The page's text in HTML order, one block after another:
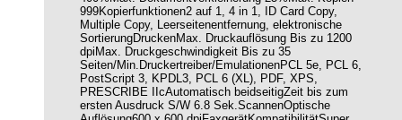
999Kopierfunktionen2 auf 1, 4 in 1, ID Card Copy,
Multiple Copy, Leerseitenentfernung, elektronische
SortierungDruckenMax. Druckauflösung Bis zu 1200
dpiMax. Druckgeschwindigkeit Bis zu 35
Seiten/Min.Druckertreiber/EmulationenPCL 5e, PCL 6,
PostScript 3, KPDL3, PCL 6 (XL), PDF, XPS,
PRESCRIBE IIcAutomatisch beidseitigZeit bis zum
ersten Ausdruck S/W 6.8 Sek.ScannenOptische